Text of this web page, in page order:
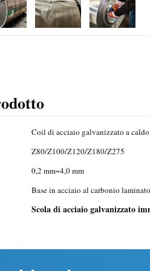
Coil di acciaio galvanizzato a caldo
Z80/Z100/Z120/Z180/Z275
0,2 mm~4,0 mm
Base in acciaio al carbonio
Scola di acciaio galvanizzato